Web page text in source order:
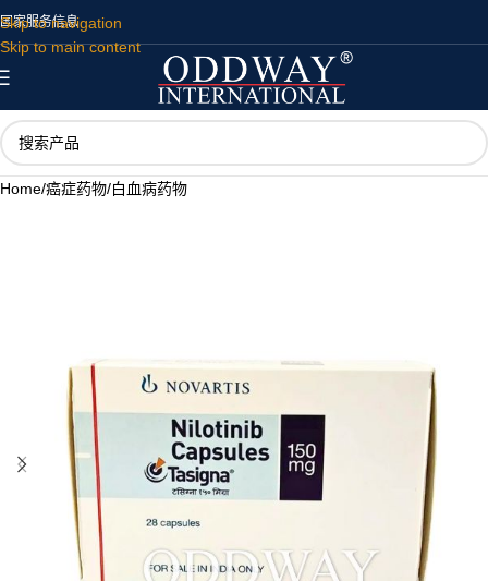
Skip to navigation
Skip to main content
国家服务信息
Home/癌症药物/白血病药物